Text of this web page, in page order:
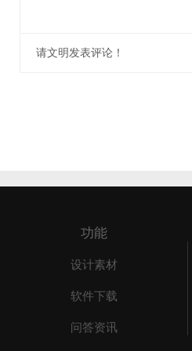
请文明发表评论！
功能
设计素材
软件下载
问答资讯